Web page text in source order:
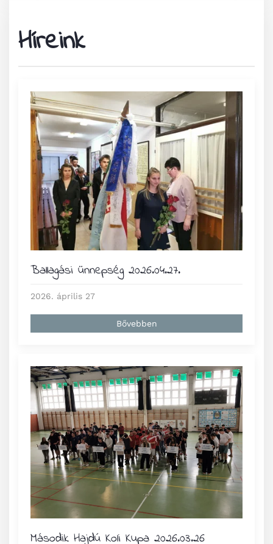
Híreink
Ballagási ünnepség 2026.04.27.
2026. április 27
Bővebben
Második Hajdú Koli Kupa 2026.03.26